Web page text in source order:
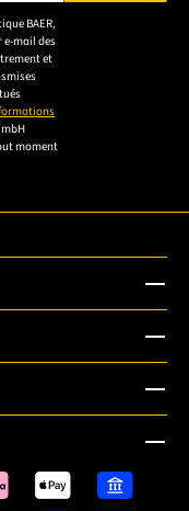
BAER,
e-mail des
et
moment